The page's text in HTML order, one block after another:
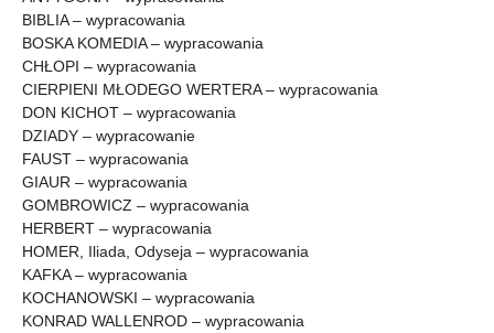
BIBLIA – wypracowania
BOSKA KOMEDIA – wypracowania
CHŁOPI – wypracowania
CIERPIENI MŁODEGO WERTERA – wypracowania
DON KICHOT – wypracowania
DZIADY – wypracowanie
FAUST – wypracowania
GIAUR – wypracowania
GOMBROWICZ – wypracowania
HERBERT – wypracowania
HOMER, Iliada, Odyseja – wypracowania
KAFKA – wypracowania
KOCHANOWSKI – wypracowania
KONRAD WALLENROD – wypracowania